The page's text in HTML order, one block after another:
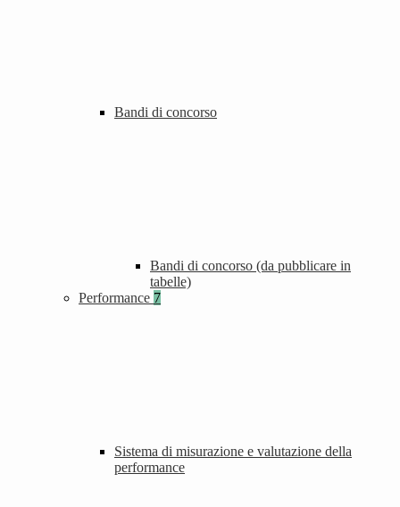
Bandi di concorso
Bandi di concorso (da pubblicare in
tabelle)
Performance 7
Sistema di misurazione e valutazione della
performance